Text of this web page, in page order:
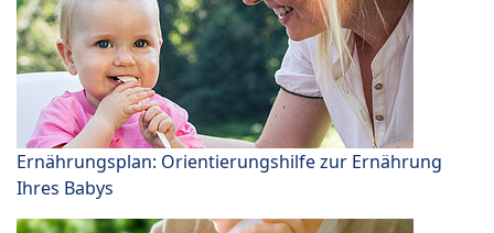
Ernährungsplan: Orientierungshilfe zur Ernährung
Ihres Babys